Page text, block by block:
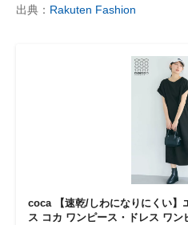
出典： Rakuten Fashion
coca 【速乾/しわになりにくい】
ス コカ ワンピース・ドレス ワ